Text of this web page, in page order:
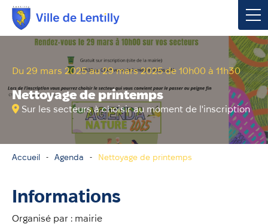
Du 29 mars 2025 au 29 mars 2025 de 10h00 à 11h30
Nettoyage de printemps
Sur les secteurs à choisir au moment de l'inscription
Accueil Agenda Nettoyage de printemps
Informations
Organisé par : mairie
Votre mairie
Vivre à Lentilly
Urbanisme & Environnement
Social & Économie